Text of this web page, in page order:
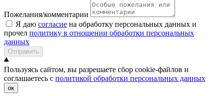
Пожелания/комментарии
Я даю согласие на обработку персональных данных и
прочел политику в отношении обработки персональных
данных
Отправить
Пользуясь сайтом, вы разрешаете сбор cookie-файлов и
соглашаетесь с политикой обработки персональных данных
ок